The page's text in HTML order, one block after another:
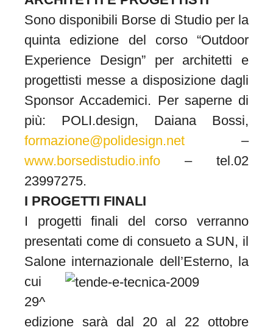
Sono disponibili Borse di Studio per la
quinta edizione del corso “Outdoor
Experience Design” per architetti e
progettisti messe a disposizione dagli
Sponsor Accademici. Per saperne di
più: POLI.design, Daiana Bossi,
formazione@polidesign.net –
www.borsedistudio.info – tel.02
23997275.
I PROGETTI FINALI
I progetti finali del corso verranno
presentati come di consueto a SUN, il
Salone internazionale dell’Esterno, la
cui
29^
edizione sarà dal 20 al 22 ottobre